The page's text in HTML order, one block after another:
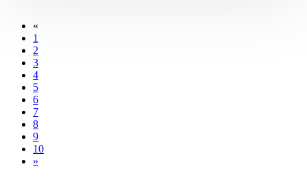
«
1
2
3
4
5
6
7
8
9
10
»